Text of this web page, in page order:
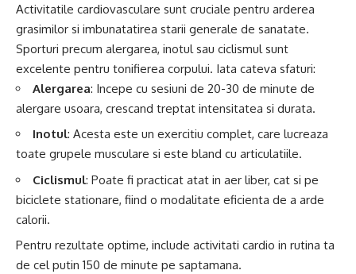
Activitatile cardiovasculare sunt cruciale pentru arderea
grasimilor si imbunatatirea starii generale de sanatate.
Sporturi precum alergarea, inotul sau ciclismul sunt
excelente pentru tonifierea corpului. Iata cateva sfaturi:
Alergarea: Incepe cu sesiuni de 20-30 de minute de
alergare usoara, crescand treptat intensitatea si durata.
Inotul: Acesta este un exercitiu complet, care lucreaza
toate grupele musculare si este bland cu articulatiile.
Ciclismul: Poate fi practicat atat in aer liber, cat si pe
biciclete stationare, fiind o modalitate eficienta de a arde
calorii.
Pentru rezultate optime, include activitati cardio in rutina ta
de cel putin 150 de minute pe saptamana.